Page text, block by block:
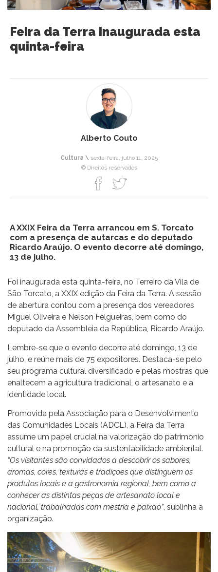
Feira da Terra inaugurada esta
quinta-feira
Alberto Couto
Cultura \ sexta-feira, julho 11, 2025
© Direitos reservados
A XXIX Feira da Terra arrancou em S. Torcato
com a presença de autarcas e do deputado
Ricardo Araújo. O evento decorre até domingo,
13 de julho.
Foi inaugurada esta quinta-feira, no Terreiro da Vila de
São Torcato, a XXIX edição da Feira da Terra. A sessão
de abertura contou com a presença dos vereadores
Miguel Oliveira e Nelson Felgueiras, bem como do
deputado da Assembleia da República, Ricardo Araújo.
Lembre-se que o evento decorre até domingo, 13 de
julho, e reúne mais de 75 expositores. Destaca-se pelo
seu programa cultural diversificado e pelas mostras que
enaltecem a agricultura tradicional, o artesanato e a
identidade local.
Promovida pela Associação para o Desenvolvimento
das Comunidades Locais (ADCL), a Feira da Terra
assume um papel crucial na valorização do património
cultural e na promoção da sustentabilidade ambiental.
“Os visitantes são convidados a descobrir os sabores,
aromas, cores, texturas e tradições que distinguem os
produtos locais e a gastronomia regional, bem como a
conhecer as distintas peças de artesanato local e
nacional, trabalhadas com mestria e paixão”, sublinha a
organização.